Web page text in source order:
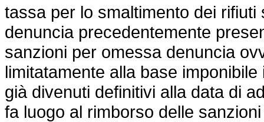
tassa per lo smaltimento dei
denuncia precedentemente
sanzioni per omessa denuncia
limitatamente alla base
già divenuti definitivi alla data di
fa luogo al rimborso delle